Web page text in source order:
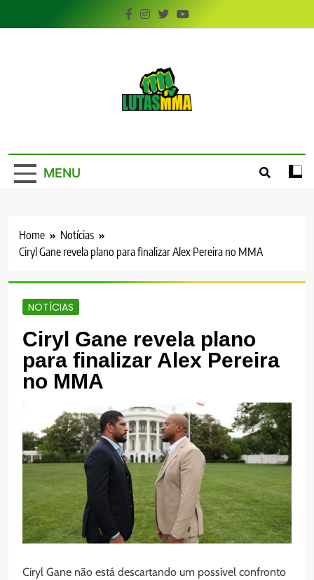
to
MENU
Home
Notícias
Ciryl Gane revela plano para finalizar Alex Pereira no MMA
NOTÍCIAS
Ciryl Gane revela plano
para finalizar Alex Pereira
no MMA
Ciryl Gane não está descartando um possível confronto